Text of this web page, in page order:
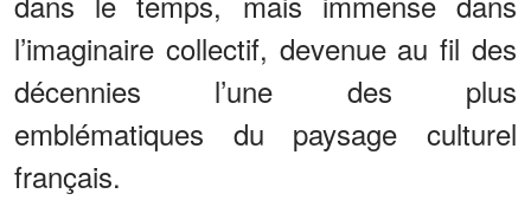
l’imaginaire collectif, devenue au fil des
décennies l’une des plus
emblématiques du paysage culturel
français.